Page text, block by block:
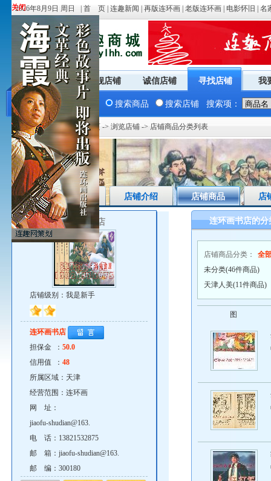
关闭
关闭
2026年8月9日 周日 | 首 页 连趣新闻 再版连环画 老版连环画 电影怀旧 名
商城首页 旗舰店铺 诚信店铺 寻找店铺 我
搜索商品 搜索店铺 搜索项：
您现在的位置：商城首页 -> 浏览店铺 -> 店铺商品分类列表
店铺首页 店铺介绍 店铺商品 店
连环画书店
店铺级别：我是新手
连环画书店
担保金 ： 50.0
信用值 ： 48
所属区域：天津
经营范围：连环画
网 址：
jiaofu-shudian@163.
电 话：13821532875
邮 箱：jiaofu-shudian@163.
邮 编：300180
shudian@163.com qq619387417网址
连环画书店的分
店铺商品分类：
全
未分类(46件商品)
天津人美(11件商品)
图